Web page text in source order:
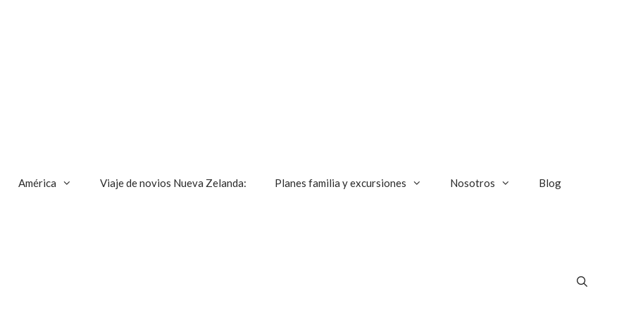
América Viaje de novios Nueva Zelanda: Planes familia y excursiones Nosotros Blog